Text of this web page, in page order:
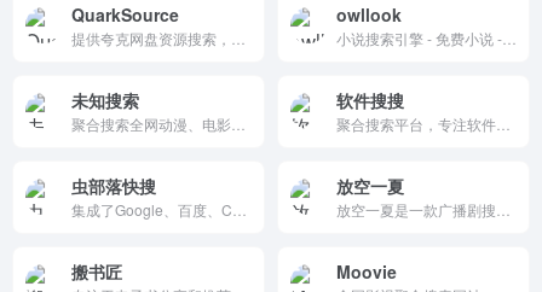
QuarkSource owllook
未知搜索 软件搜搜
虫部落快搜 放空一夏
搬书匠 Moovie